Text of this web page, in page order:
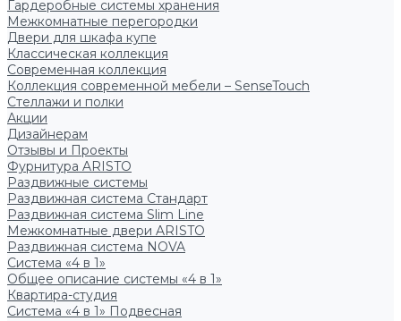
Гардеробные системы хранения
Межкомнатные перегородки
Двери для шкафа купе
Классическая коллекция
Современная коллекция
Коллекция современной мебели – SenseTouch
Стеллажи и полки
Акции
Дизайнерам
Отзывы и Проекты
Фурнитура ARISTO
Раздвижные системы
Раздвижная система Стандарт
Раздвижная система Slim Line
Межкомнатные двери ARISTO
Раздвижная система NOVA
Система «4 в 1»
Общее описание системы «4 в 1»
Квартира-студия
Система «4 в 1» Подвесная